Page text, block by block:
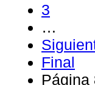
3
…
Final
Página